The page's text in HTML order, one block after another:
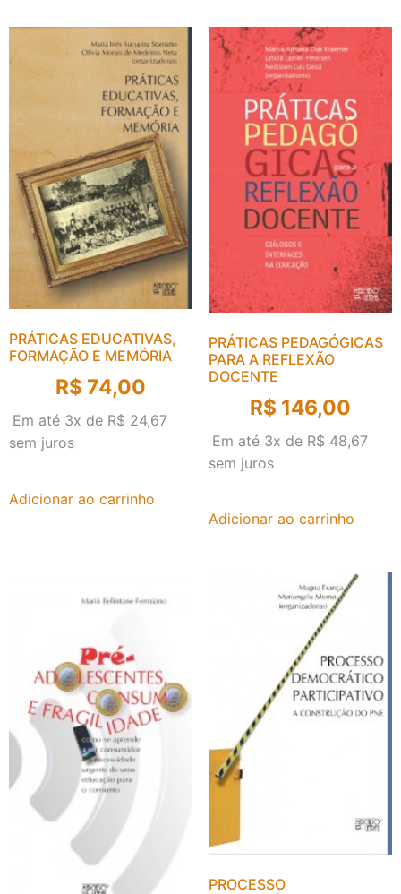
PRÁTICAS EDUCATIVAS,
FORMAÇÃO E MEMÓRIA
R$ 74,00
Em até 3x de R$ 24,67
sem juros
Adicionar ao carrinho
PRÁTICAS PEDAGÓGICAS
PARA A REFLEXÃO
DOCENTE
R$ 146,00
Em até 3x de R$ 48,67
sem juros
Adicionar ao carrinho
PROCESSO